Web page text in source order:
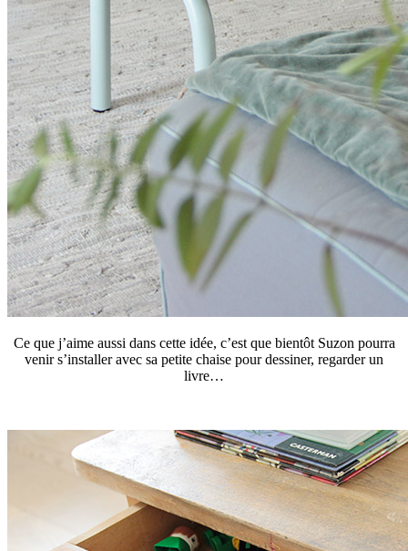
Ce que j’aime aussi dans cette idée, c’est que bientôt Suzon pourra
venir s’installer avec sa petite chaise pour dessiner, regarder un
livre…